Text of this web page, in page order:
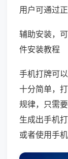
用户可通过
辅助安装，
件安装教程
手机打牌可
十分简单，
规律，只需
生成出手机
或者使用手